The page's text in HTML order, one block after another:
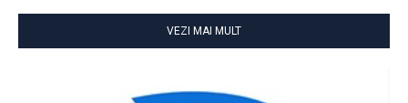
VEZI MAI MULT